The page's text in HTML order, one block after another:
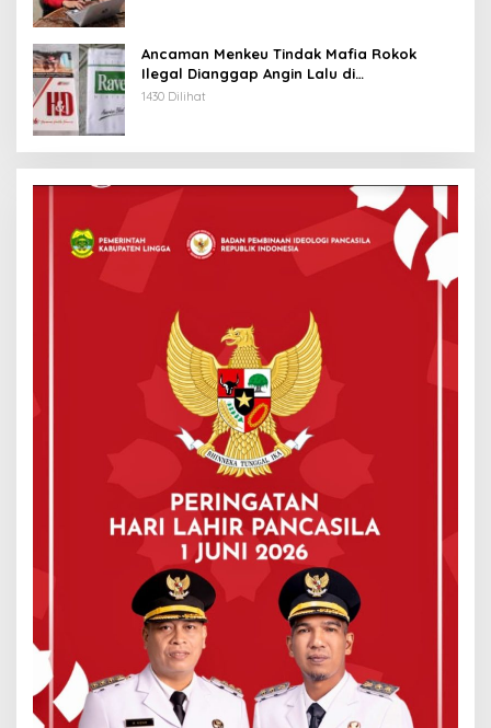
Ancaman Menkeu Tindak Mafia Rokok
Ilegal Dianggap Angin Lalu di
Tanjungpinang
1430 Dilihat